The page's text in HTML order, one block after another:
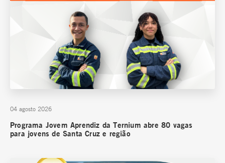
04 agosto 2026
Programa Jovem Aprendiz da Ternium abre 80 vagas
para jovens de Santa Cruz e região